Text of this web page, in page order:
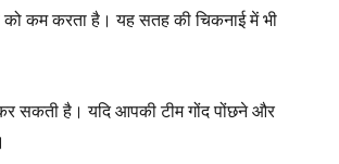
को कम करता है। यह सतह की चिकनाई में भी
सकती है। यदि आपकी टीम गोंद पोंछने और